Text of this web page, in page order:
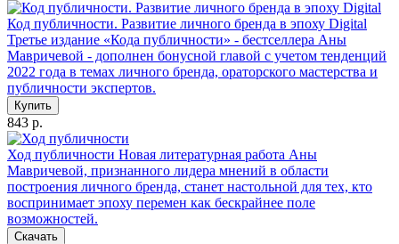
Код публичности. Развитие личного бренда в эпоху Digital
Третье издание «Кода публичности» - бестселлера Аны
Мавричевой - дополнен бонусной главой с учетом тенденций
2022 года в темах личного бренда, ораторского мастерства и
публичности экспертов.
Купить
843 р.
Ход публичности Новая литературная работа Аны
Мавричевой, признанного лидера мнений в области
построения личного бренда, станет настольной для тех, кто
воспринимает эпоху перемен как бескрайнее поле
возможностей.
Скачать